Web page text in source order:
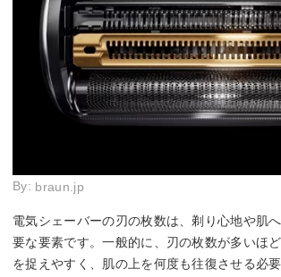
By: braun.jp
電気シェーバーの刃の枚数は、剃り心地や肌
要な要素です。一般的に、刃の枚数が多いほ
を捉えやすく、肌の上を何度も往復させる必